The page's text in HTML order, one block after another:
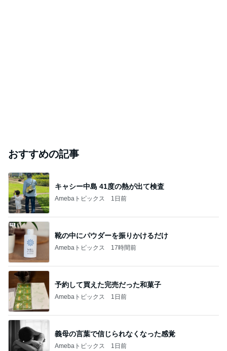
おすすめの記事
キャシー中島 41度の熱が出て検査
Amebaトピックス 1日前
靴の中にパウダーを振りかけるだけ
Amebaトピックス 17時間前
予約して買えた完売だった和菓子
Amebaトピックス 1日前
義母の言葉で信じられなくなった感覚
Amebaトピックス 1日前